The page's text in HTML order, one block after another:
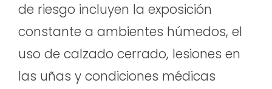
de riesgo incluyen la exposición
constante a ambientes húmedos, el
uso de calzado cerrado, lesiones en
las uñas y condiciones médicas